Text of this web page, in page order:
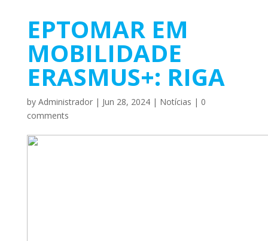
EPTOMAR EM
MOBILIDADE
ERASMUS+: RIGA
by Administrador| Jun 28, 2024| Notícias | 0
comments